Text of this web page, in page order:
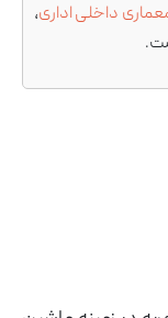
داخلی اداری،